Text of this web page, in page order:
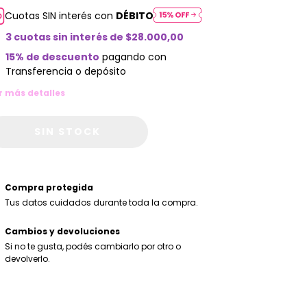
Cuotas SIN interés con DÉBITO
3 cuotas sin interés de $28.000,00
15% de descuento pagando con
Transferencia o depósito
más detalles
Compra protegida
Tus datos cuidados durante toda la compra.
Cambios y devoluciones
Si no te gusta, podés cambiarlo por otro o
devolverlo.